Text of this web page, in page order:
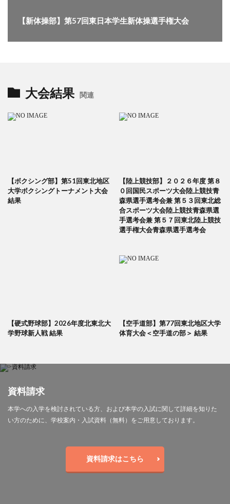
【新体操部】第57回東日本学生新体操選手権大会
大会結果 関連
【ボクシング部】第51回東北地区
大学ボクシングトーナメント大会
結果
【陸上競技部】２０２６年度 第８
０回国民スポーツ大会陸上競技青
森県選手選考会兼 第５３回東北総
合スポーツ大会陸上競技青森県選
手選考会兼 第５７回東北陸上競技
選手権大会青森県選手選考会
【硬式野球部】2026年度北東北大
学野球新人戦 結果
【空手道部】第77回東北地区大学
体育大会＜空手道の部＞ 結果
資料請求
本学への入学を検討されている方、および本学の入試に関して詳細を知りた
い方のために、学校案内・入試資料（無料）をご用意しております。
資料請求はこちら